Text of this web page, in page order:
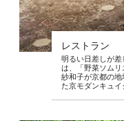
レストラン
明るい日差しが
は、「野菜ソムリ
紗和子が京都の地
た京モダンキュイ